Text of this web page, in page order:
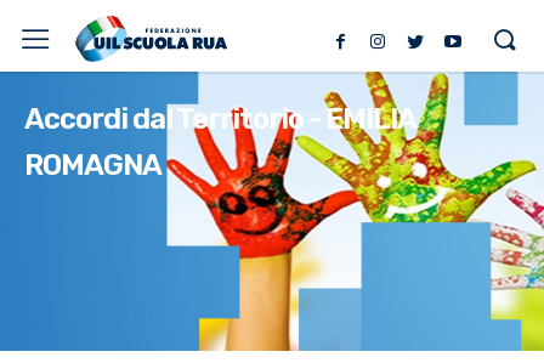
Accordi dal Territorio - EMILIA
ROMAGNA